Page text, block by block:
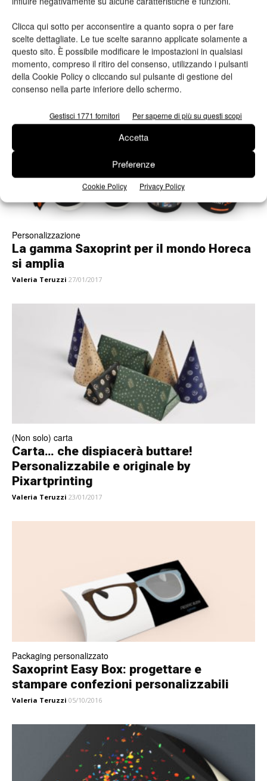
Clicca qui sotto per acconsentire a quanto sopra o per fare
scelte dettagliate. Le tue scelte saranno applicate solamente a
questo sito. È possibile modificare le impostazioni in qualsiasi
momento, compreso il ritiro del consenso, utilizzando i pulsanti
della Cookie Policy o cliccando sul pulsante di gestione del
consenso nella parte inferiore dello schermo.
Gestisci 1771 fornitori Per saperne di più su questi scopi
Accetta
Preferenze
Cookie Policy Privacy Policy
Pixartprinting inaugura Catalyst, la nuova
linea di produzione del packaging
personalizzabile
Valeria Teruzzi 16/03/2017
Personalizzazione
La gamma Saxoprint per il mondo Horeca
si amplia
Valeria Teruzzi 27/01/2017
(Non solo) carta
Carta… che dispiacerà buttare!
Personalizzabile e originale by
Pixartprinting
Valeria Teruzzi 23/01/2017
Packaging personalizzato
Saxoprint Easy Box: progettare e
stampare confezioni personalizzabili
Valeria Teruzzi 05/10/2016